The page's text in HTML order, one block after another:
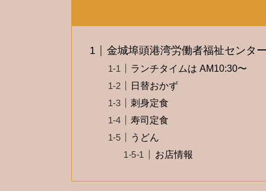
金城埠頭港湾労働者福祉センタ
ランチタイムは AM10:30〜
日替おかず
刺身定食
寿司定食
うどん
お店情報